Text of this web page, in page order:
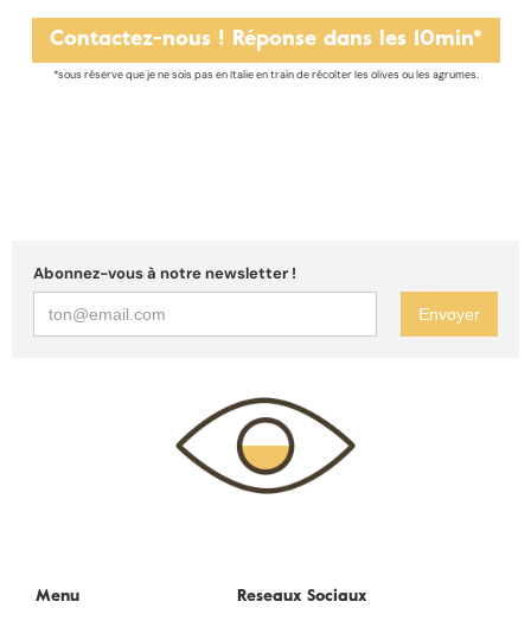
Contactez-nous ! Réponse dans les 10min*
*sous réserve que je ne sois pas en Italie en train de récolter les olives ou les agrumes.
Abonnez-vous à notre newsletter !
Menu Reseaux Sociaux